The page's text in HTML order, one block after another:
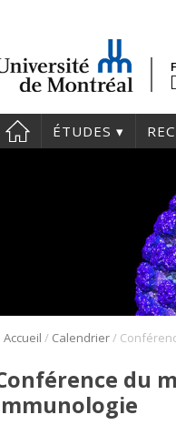
ÉTUDES
Accueil / Calendrier/
du